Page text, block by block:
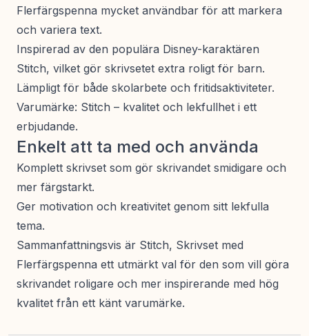
Flerfärgspenna mycket användbar för att markera
och variera text.
Inspirerad av den populära Disney-karaktären
Stitch, vilket gör skrivsetet extra roligt för barn.
Lämpligt för både skolarbete och fritidsaktiviteter.
Varumärke: Stitch – kvalitet och lekfullhet i ett
erbjudande.
Enkelt att ta med och använda
Komplett skrivset som gör skrivandet smidigare och
mer färgstarkt.
Ger motivation och kreativitet genom sitt lekfulla
tema.
Sammanfattningsvis är Stitch, Skrivset med
Flerfärgspenna ett utmärkt val för den som vill göra
skrivandet roligare och mer inspirerande med hög
kvalitet från ett känt varumärke.